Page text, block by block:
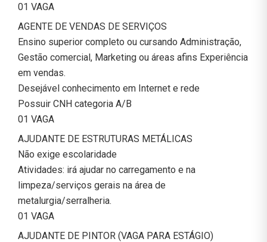
01 VAGA
AGENTE DE VENDAS DE SERVIÇOS
Ensino superior completo ou cursando Administração,
Gestão comercial, Marketing ou áreas afins Experiência
em vendas.
Desejável conhecimento em Internet e rede
Possuir CNH categoria A/B
01 VAGA
AJUDANTE DE ESTRUTURAS METÁLICAS
Não exige escolaridade
Atividades: irá ajudar no carregamento e na
limpeza/serviços gerais na área de
metalurgia/serralheria.
01 VAGA
AJUDANTE DE PINTOR (VAGA PARA ESTÁGIO)